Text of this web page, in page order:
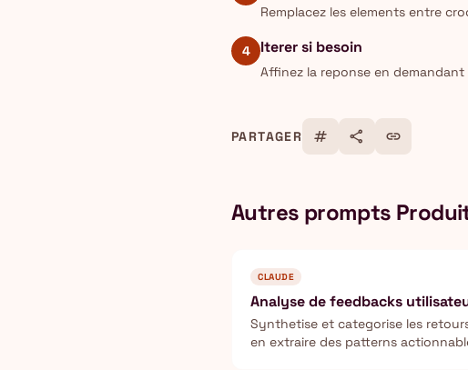
Remplacez les elements entre
4 Iterer si besoin
Affinez la reponse en
PARTAGER tag share link
Autres prompts
CLAUDE
Analyse de feedbacks
Synthetise et categorise les
en extraire des patterns